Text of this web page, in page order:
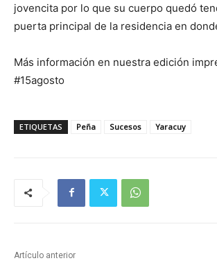
jovencita por lo que su cuerpo quedó
puerta principal de la residencia en
Más información en nuestra edición
#15agosto
ETIQUETAS Peña Sucesos Yaracuy
Artículo anterior